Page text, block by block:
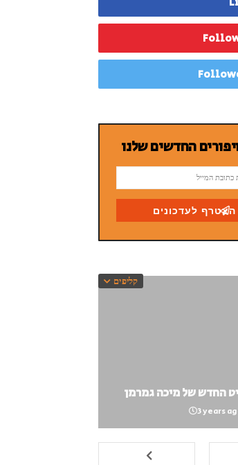
קליפים
החדש של מיכה גמרמן
3 years